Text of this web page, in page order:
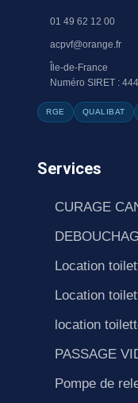
01 49 62 12 00
acpvf@orange.fr
Île-de-France
Numéro SIRET :
RGE QUALIBAT
Services
CURAGE
Location
Location
location
PASSAGE
Pompe de